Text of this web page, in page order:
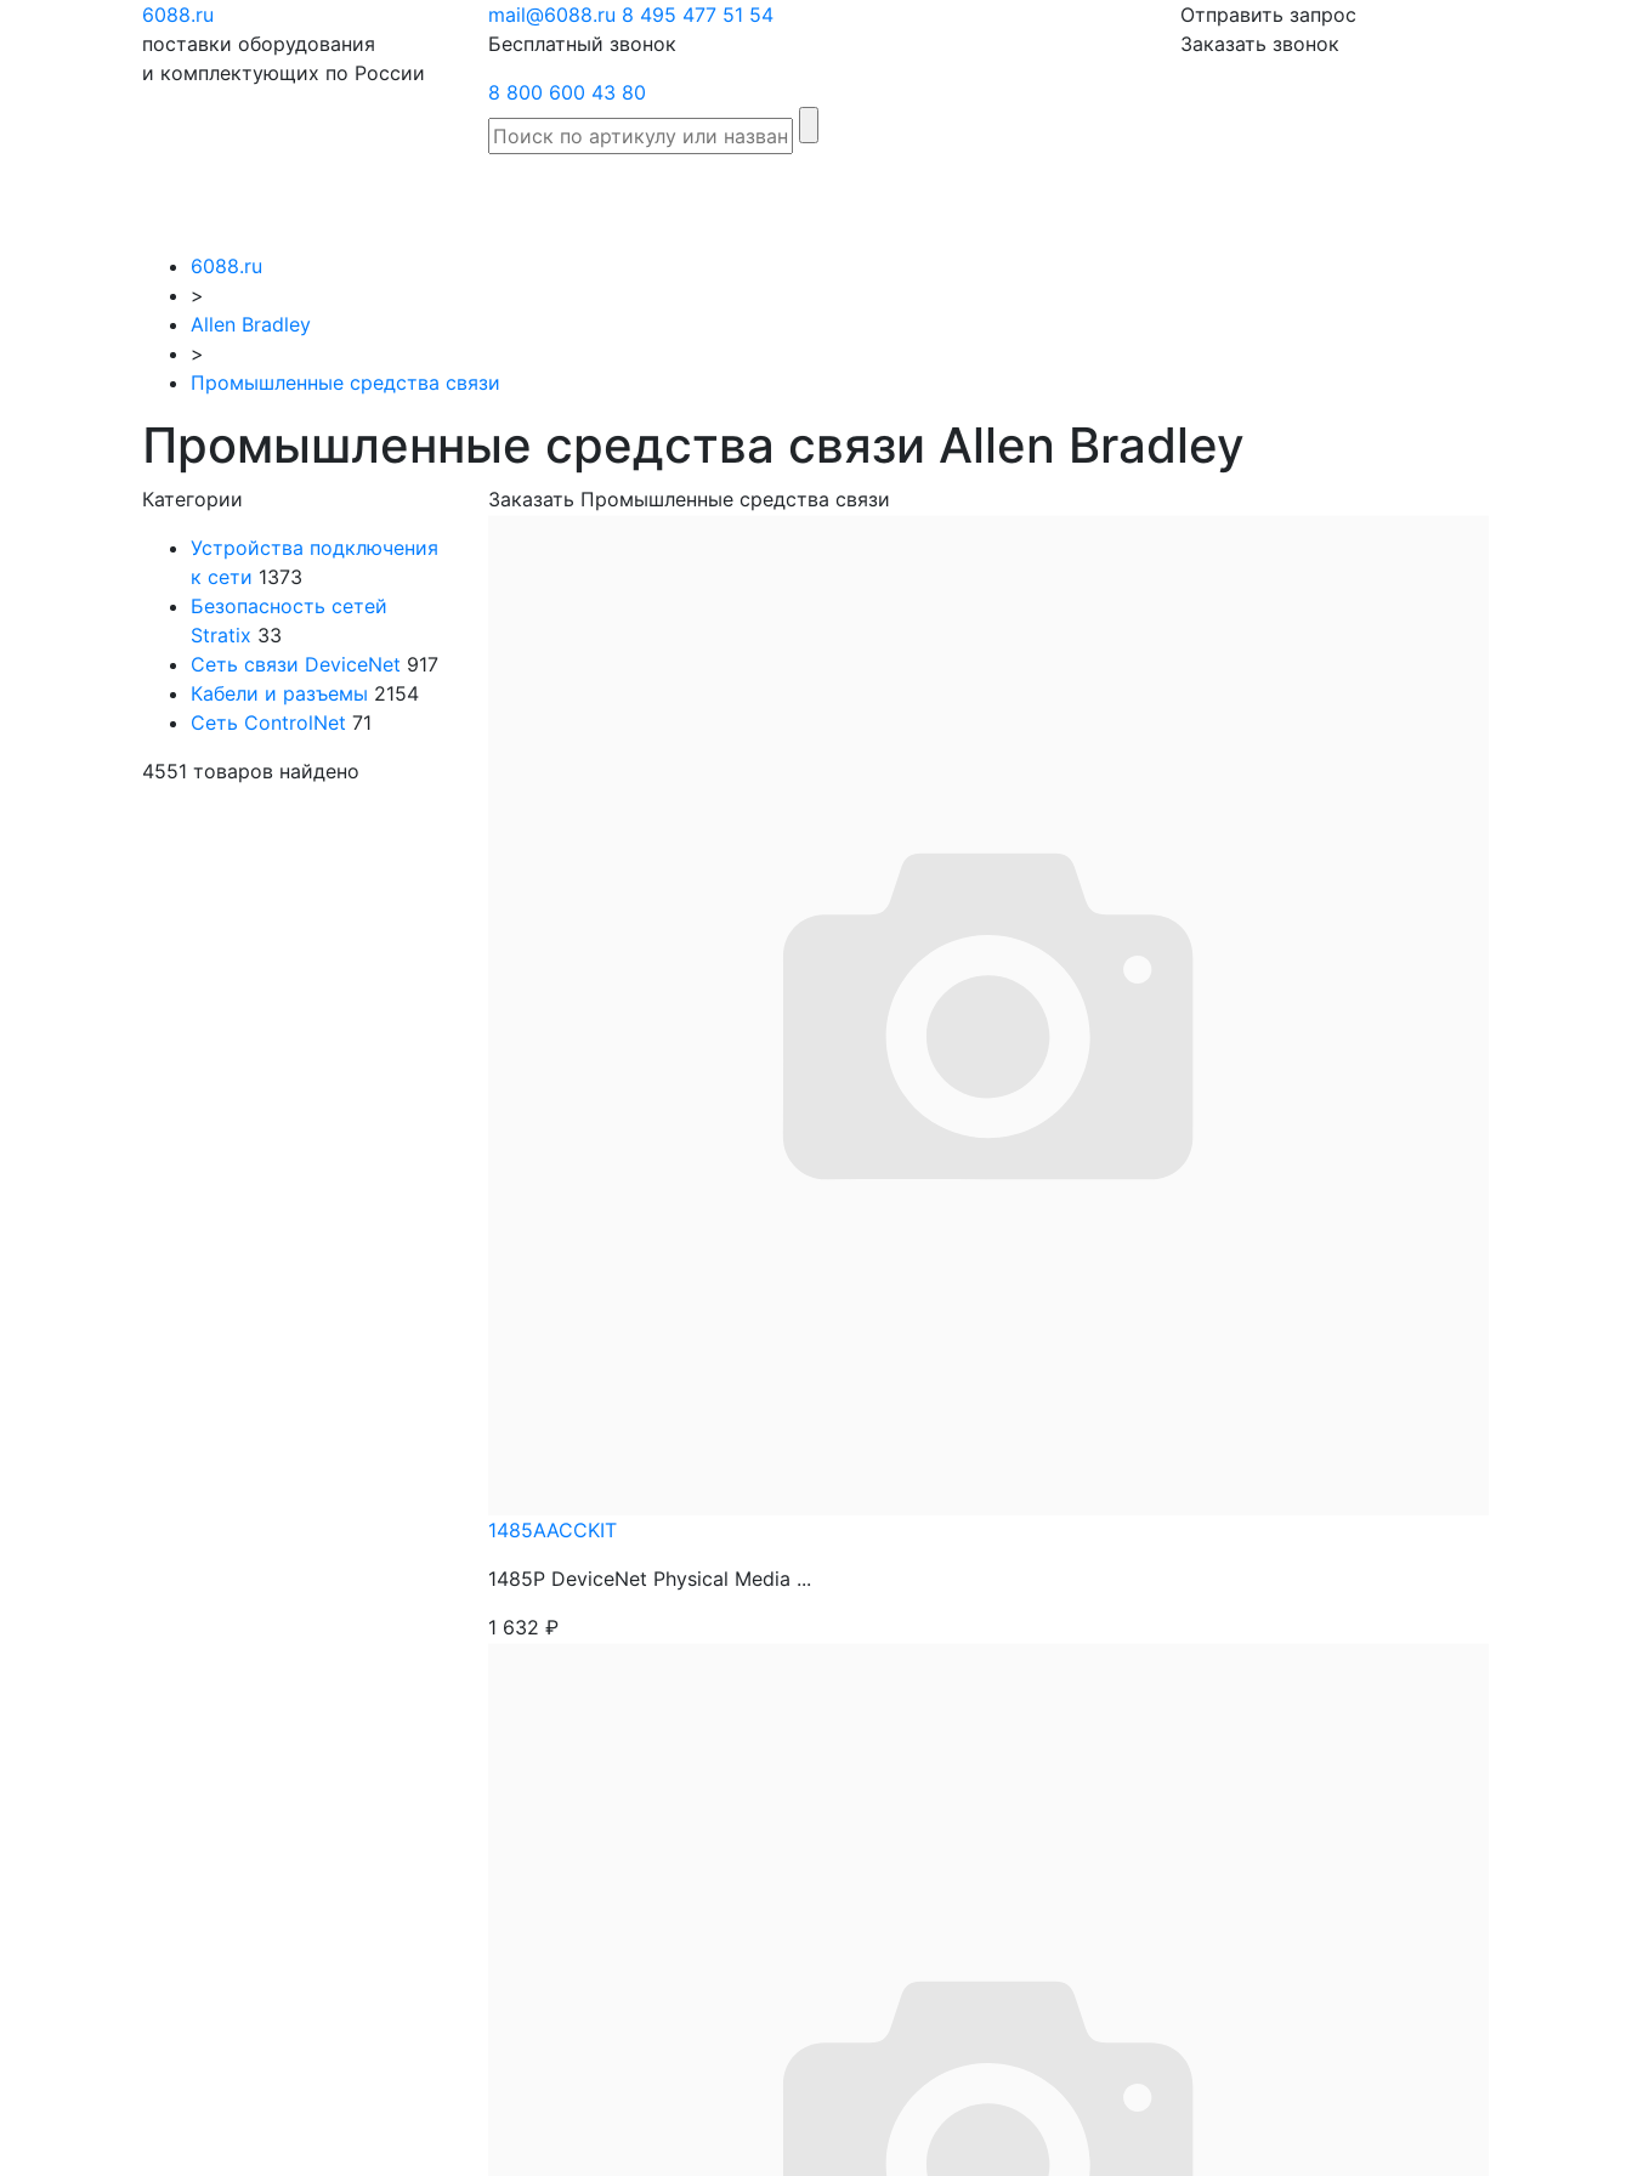
6088.ru
поставки оборудования
и комплектующих по России
mail@6088.ru 8 495 477 51 54
Бесплатный звонок
8 800 600 43 80
Отправить запрос
Заказать звонок
6088.ru
>
Allen Bradley
>
Промышленные средства связи
Промышленные средства связи Allen Bradley
Категории
Устройства подключения
к сети 1373
Безопасность сетей
Stratix 33
Сеть связи DeviceNet 917
Кабели и разъемы 2154
Сеть ControlNet 71
4551 товаров найдено
Заказать Промышленные средства связи
1485AACCKIT
1485P DeviceNet Physical Media ...
1 632 ₽
Отправить
Заказать
звонок